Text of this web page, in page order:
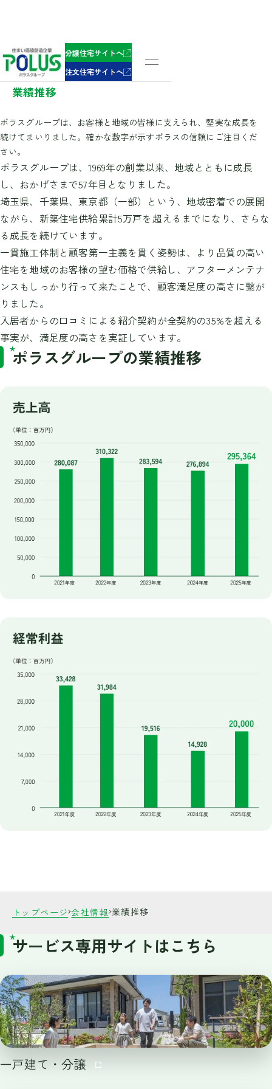
分譲住宅サイトへ
注文住宅サイトへ
Results
業績推移
ポラスグループは、お客様と地域の皆様に支えられ、堅実な成長を
続けてまいりました。確かな数字が示すポラスの信頼にご注目くだ
さい。
ポラスグループは、1969年の創業以来、地域とともに成長
し、おかげさまで57年目となりました。
埼玉県、千葉県、東京都（一部）という、地域密着での展開
ながら、新築住宅供給累計5万戸を超えるまでになり、さらな
る成長を続けています。
一貫施工体制と顧客第一主義を貫く姿勢は、より品質の高い
住宅を地域のお客様の望む価格で供給し、アフターメンテナ
ンスもしっかり行って来たことで、顧客満足度の高さに繋が
りました。
入居者からの口コミによる紹介契約が全契約の35%を超える
事実が、満足度の高さを実証しています。
ポラスグループの業績推移
トップページ 会社情報 業績推移
サービス専用サイトはこちら
一戸建て・分譲